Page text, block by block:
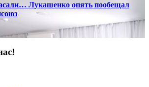
Лукашенко опять пообещал